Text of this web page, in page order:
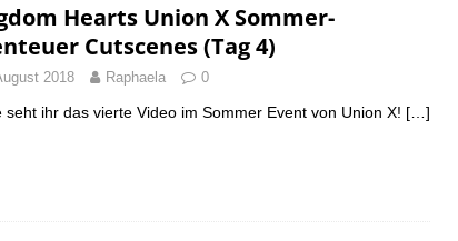
Hearts Union X Sommer-
Cutscenes (Tag 4)
2018 Raphaela 0
seht ihr das vierte Video im Sommer Event von Union X! […]